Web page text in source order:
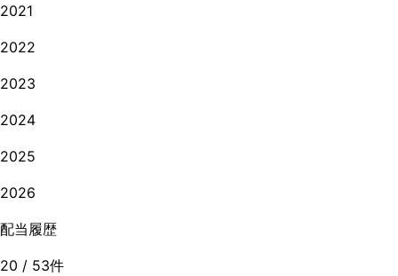
2021
2022
2023
2024
2025
2026
配当履歴
20 / 53件